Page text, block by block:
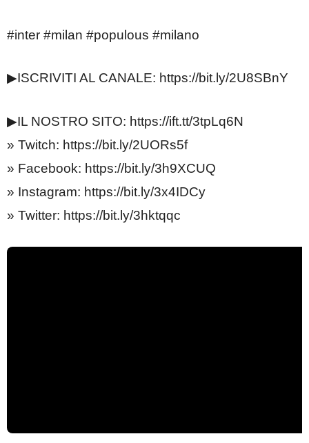
#inter #milan #populous #milano
▶ISCRIVITI AL CANALE: https://bit.ly/2U8SBnY
▶IL NOSTRO SITO: https://ift.tt/3tpLq6N
» Twitch: https://bit.ly/2UORs5f
» Facebook: https://bit.ly/3h9XCUQ
» Instagram: https://bit.ly/3x4IDCy
» Twitter: https://bit.ly/3hktqqc